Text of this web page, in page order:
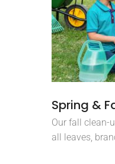
Spring &
Our fall clean-
all leaves,